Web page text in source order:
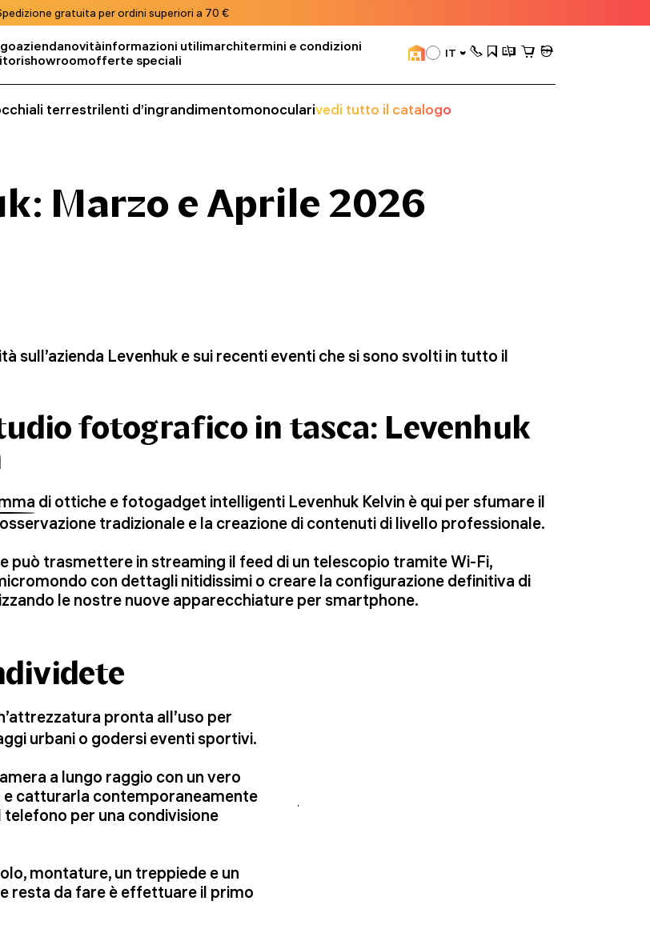
gratuita per ordini superiori a 70 €
aziendanovitàinformazioni utilimarchitermini e condizioni
showroomofferte speciali IT
terrestrilenti d’ingrandimentomonocularivedi tutto il catalogo
Marzo e Aprile 2026
sull’azienda Levenhuk e sui recenti eventi che si sono svolti in tutto il
fotografico in tasca: Levenhuk
di ottiche e fotogadget intelligenti Levenhuk Kelvin è qui per sfumare il
tradizionale e la creazione di contenuti di livello professionale.
può trasmettere in streaming il feed di un telescopio tramite Wi-Fi,
con dettagli nitidissimi o creare la configurazione definitiva di
le nostre nuove apparecchiature per smartphone.
pronta all’uso per
urbani o godersi eventi sportivi.
a lungo raggio con un vero
catturarla contemporaneamente
per una condivisione
montature, un treppiede e un
resta da fare è effettuare il primo